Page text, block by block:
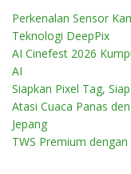
Perkenalan Sensor
Teknologi DeepPix
AI Cinefest 2026
AI
Siapkan Pixel Tag,
Atasi Cuaca Panas
Jepang
TWS Premium